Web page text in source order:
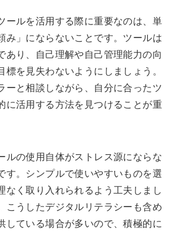
ールを活用する際に重要なのは、単
み」にならないことです。ツールは
あり、自己理解や自己管理能力の向
を見失わないようにしましょう。
ーと相談しながら、自分に合ったツ
に活用する方法を見つけることが重
ルの使用自体がストレス源にならな
す。シンプルで使いやすいものを選
なく取り入れられるよう工夫しまし
こうしたデジタルリテラシーも含め
している場合が多いので、積極的に